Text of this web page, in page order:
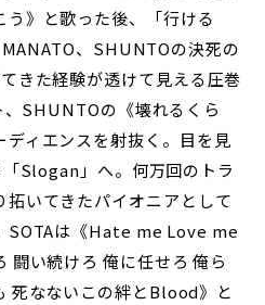
》と歌った後、「行ける
、SHUNTOの決死の
きた経験が透けて見える圧巻
SHUNTOの《壊れるくら
ディエンスを射抜く。目を見
Slogan」へ。何万回のトラ
いてきたパイオニアとして
SOTAは《Hate me Love me
い続けろ 俺に任せろ 俺ら
なないこの絆とBlood》と